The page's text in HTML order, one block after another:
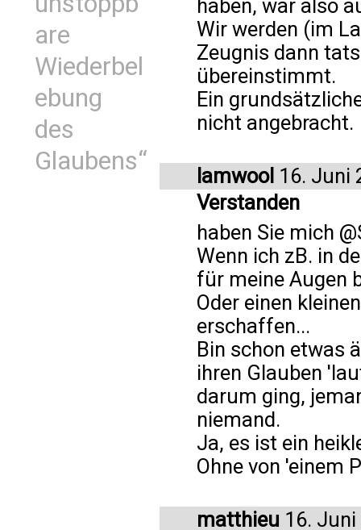
are
Wiederbel
ebung
des
Glaubens“
haben, war also
Wir werden (im
Zeugnis dann
übereinstimmt.
Ein
nicht angebracht.
lamwool 16. Juni
Verstanden
haben Sie mich
Wenn ich zB. in
für meine Augen
Oder einen
erschaffen...
Bin schon etwas
ihren Glauben
darum ging,
niemand.
Ja, es ist ein
Ohne von 'einem
matthieu 16.